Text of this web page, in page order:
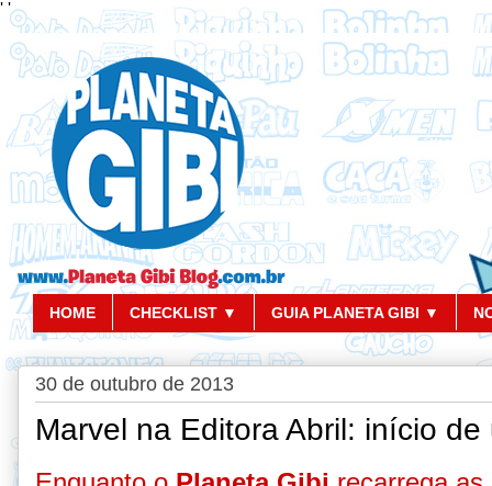
' '
HOME CHECKLIST ▼ GUIA PLANETA GIBI ▼
30 de outubro de 2013
Marvel na Editora Abril: início de